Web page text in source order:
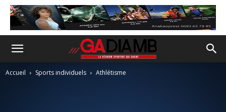
Accueil Sports individuels Athlétisme